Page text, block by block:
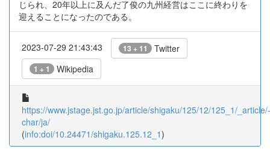
じられ、20年以上に及んだ了俊の九州経営はここに終わりを
迎えることになったのである。
2023-07-29 21:43:43 13 + 11 Twitter
1 + 1 Wikipedia
https://www.jstage.jst.go.jp/article/shigaku/125/12/125_1/_article/-
char/ja/
(info:doi/10.24471/shigaku.125.12_1)